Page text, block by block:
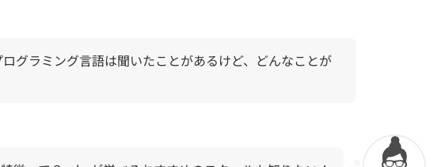
グラミング言語は聞いたことがあるけど、どんなことが